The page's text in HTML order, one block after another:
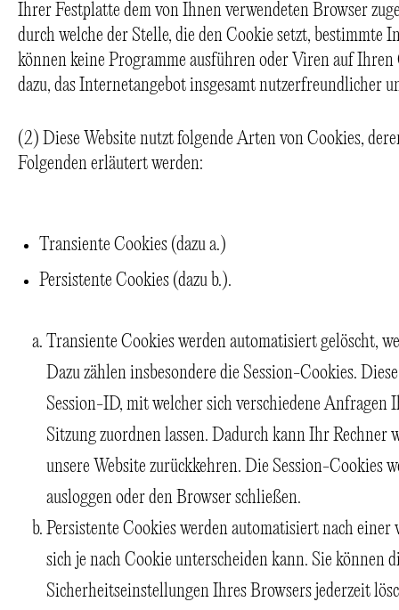
Ihrer Festplatte dem von Ihnen verwendeten Browser
durch welche der Stelle, die den Cookie setzt, bestimmte
können keine Programme ausführen oder Viren auf
dazu, das Internetangebot insgesamt nutzerfreundlicher
(2) Diese Website nutzt folgende Arten von Cookies,
Folgenden erläutert werden:
Transiente Cookies (dazu a.)
Persistente Cookies (dazu b.).
Transiente Cookies werden automatisiert gelöscht,
Dazu zählen insbesondere die Session-Cookies.
Session-ID, mit welcher sich verschiedene Anfragen
Sitzung zuordnen lassen. Dadurch kann Ihr Rechner
unsere Website zurückkehren. Die Session-Cookies
ausloggen oder den Browser schließen.
Persistente Cookies werden automatisiert nach einer
sich je nach Cookie unterscheiden kann. Sie können
Sicherheitseinstellungen Ihres Browsers jederzeit